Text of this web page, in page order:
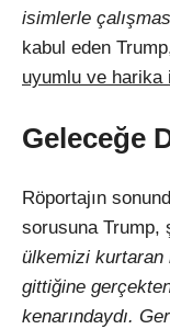
isimlerle
kabul eden
uyumlu ve harika
Geleceğe
Röportajın
sorusuna Trump,
ülkemizi kurtaran
gittiğine
kenarındaydı.